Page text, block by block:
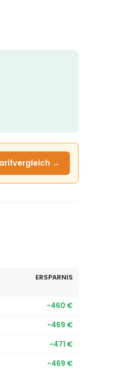
→
ERSPARNIS
−460 €
−469 €
−471 €
−469 €